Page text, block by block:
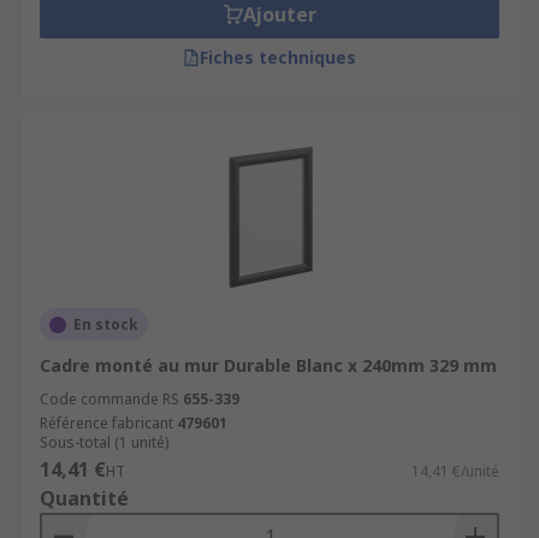
Ajouter
Fiches techniques
En stock
Cadre monté au mur Durable Blanc x 240mm 329 mm
Code commande RS 655-339
Référence fabricant 479601
Sous-total (1 unité)
14,41 €HT 14,41 €/unité
Quantité